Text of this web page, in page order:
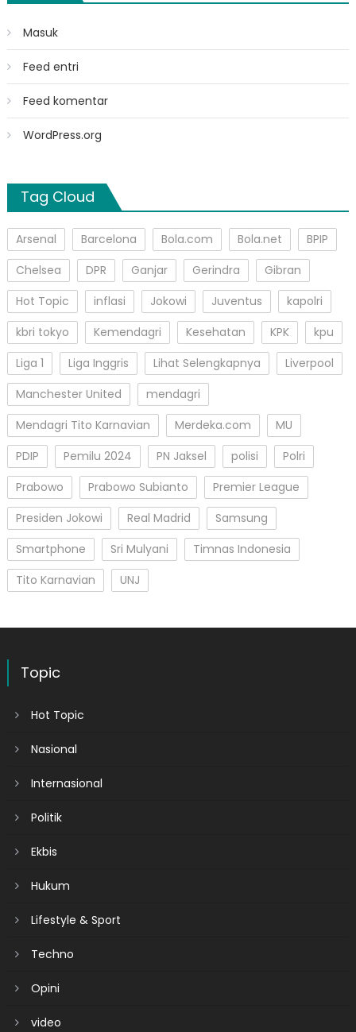
Masuk
Feed entri
Feed komentar
WordPress.org
Tag Cloud
Arsenal Barcelona Bola.com Bola.net
BPIP
Chelsea
DPR Ganjar Gerindra
Gibran
Hot Topic
inflasi Jokowi Juventus
kapolri
kbri tokyo
Kemendagri Kesehatan KPK
kpu
Liga 1
Liga Inggris Lihat Selengkapnya
Liverpool
Manchester United
mendagri
Mendagri Tito Karnavian
Merdeka.com
MU
PDIP
Pemilu 2024 PN Jaksel polisi
Polri
Prabowo
Prabowo Subianto
Premier League
Presiden Jokowi
Real Madrid
Samsung
Smartphone
Sri Mulyani
Timnas Indonesia
Tito Karnavian
UNJ
Topic
Hot Topic
Nasional
Internasional
Politik
Ekbis
Hukum
Lifestyle & Sport
Techno
Opini
video